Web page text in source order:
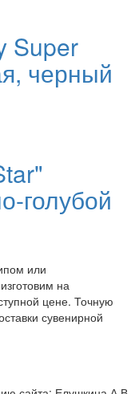
Super
черный
голубой
или
на
цене. Точную
сувенирной